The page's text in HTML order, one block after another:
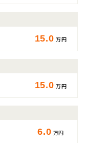
15.0 万円
15.0 万円
6.0 万円